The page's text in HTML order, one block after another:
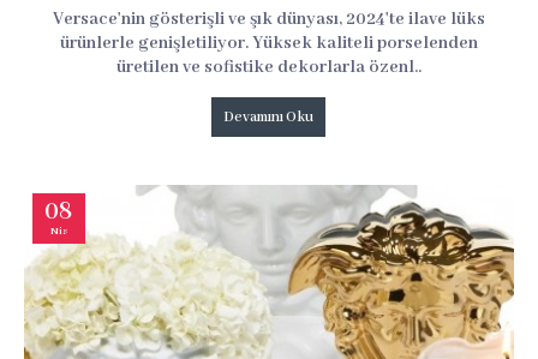
Versace'nin gösterişli ve şık dünyası, 2024'te ilave lüks
ürünlerle genişletiliyor. Yüksek kaliteli porselenden
üretilen ve sofistike dekorlarla özenl..
Devamını Oku
08
Nis